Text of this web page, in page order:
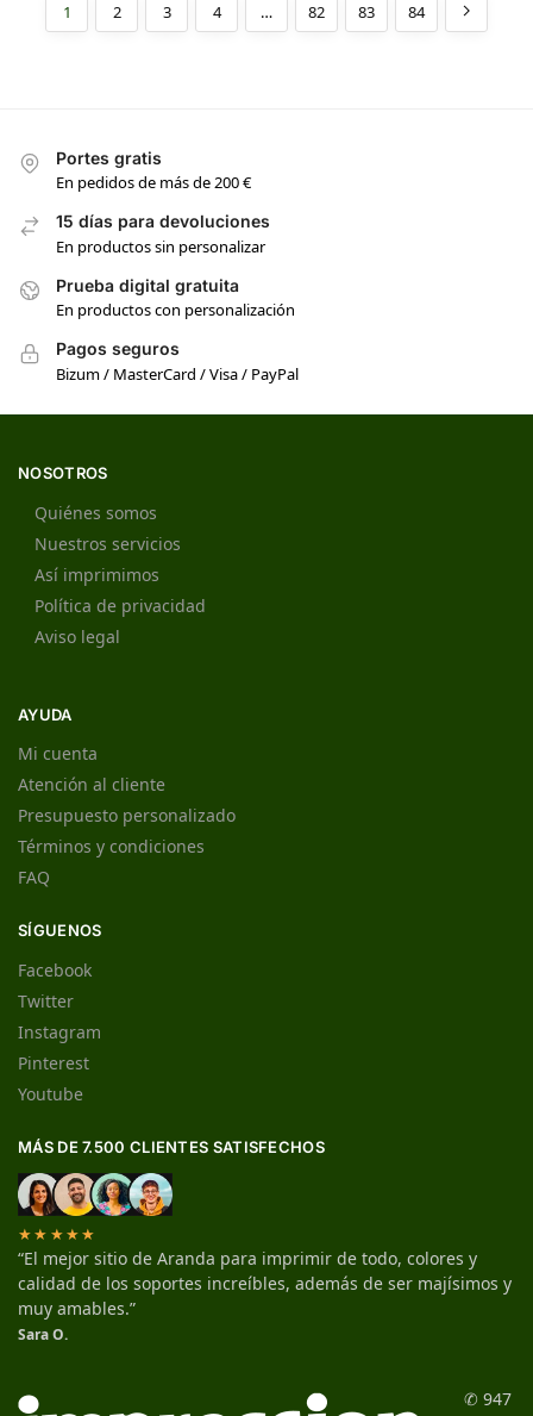
1 2 3 4 … 82 83 84
Portes gratis
En pedidos de más de 200 €
15 días para devoluciones
En productos sin personalizar
Prueba digital gratuita
En productos con personalización
Pagos seguros
Bizum / MasterCard / Visa / PayPal
NOSOTROS
Quiénes somos
Nuestros servicios
Así imprimimos
Política de privacidad
Aviso legal
AYUDA
Mi cuenta
Atención al cliente
Presupuesto personalizado
Términos y condiciones
FAQ
SÍGUENOS
Facebook
Twitter
Instagram
Pinterest
Youtube
MÁS DE 7.500 CLIENTES SATISFECHOS
★★★★★
“El mejor sitio de Aranda para imprimir de todo, colores y
calidad de los soportes increíbles, además de ser majísimos y
muy amables.”
Sara O.
✆ 947